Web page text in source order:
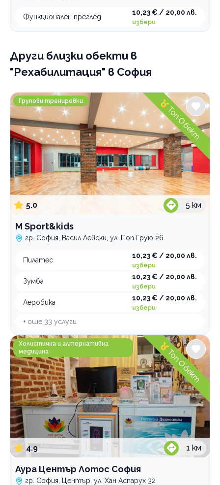
Функционален преглед
10,23 € / 20,00 лв.
избери
Други близки обекти в
"Рехабилитация" в София
M Sport&kids
Групови тренировки
5.0 5 км
M Sport&kids
гр. София, Васил Левски, ул. Поп Грую 26
Пилатес
10,23 € / 20,00 лв.
избери
Зумба
10,23 € / 20,00 лв.
избери
Аеробика
10,23 € / 20,00 лв.
избери
+ още 33 услуги
Топ Обект
Аура Център Лотос София
Холистична и алтернативна
медицина
4.9 1 км
Аура Център Лотос София
гр. София, Център, ул. Хан Аспарух 32
Топ Обект